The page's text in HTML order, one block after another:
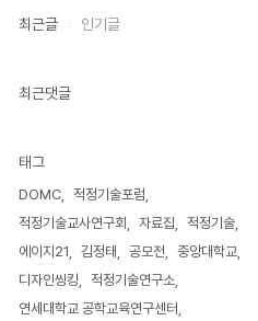
최근글 인기글
최근댓글
태그
DOMC
적정기술포럼
적정기술교사연구회
자료집
적정기술
에이지21
김정태 공모전
중앙대학교
디자인씽킹
적정기술연구소
연세대학교 공학교육연구센터